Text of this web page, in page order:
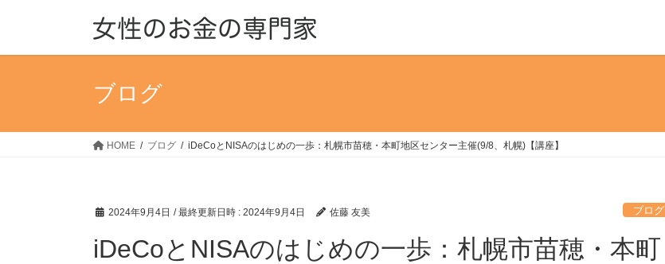
ブログ
HOME ブログ iDeCoとNISAのはじめの一歩：札幌市苗穂・本町地区センター主催(9/8、札幌)【講座】
2024年9月4日 / 最終更新日時 : 2024年9月4日 佐藤 友美 ブログ
iDeCoとNISAのはじめの一歩：札幌市苗穂・本町